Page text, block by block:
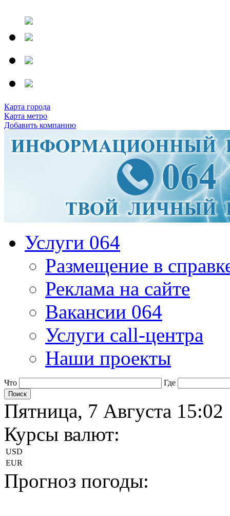
Карта города
Карта метро
Добавить компанию
Услуги 064
Размещение в
Реклама на сайте
Вакансии 064
Услуги call-центра
Наши проекты
Что Где
Пятница, 7 Августа 15:02
Курсы валют:
USD
EUR
Прогноз погоды: